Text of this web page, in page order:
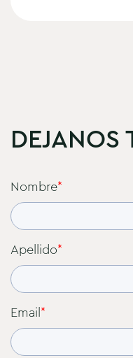
DEJANOS
Nombre*
Apellido*
Email*